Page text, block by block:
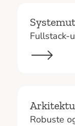
Fullstack-
Robuste